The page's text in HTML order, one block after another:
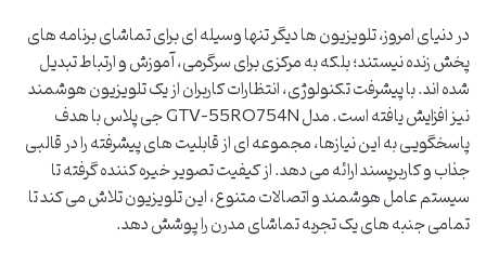
در دنیای امروز، تلویزیون ها دیگر تنها وسیله ای برای تماشای برنامه های
پخش زنده نیستند؛ بلکه به مرکزی برای سرگرمی، آموزش و ارتباط تبدیل
شده اند. با پیشرفت تکنولوژی، انتظارات کاربران از یک تلویزیون هوشمند
نیز افزایش یافته است. مدل GTV-55RQ754N جی پلاس با هدف
پاسخگویی به این نیازها، مجموعه ای از قابلیت های پیشرفته را در قالبی
جذاب و کاربرپسند ارائه می دهد. از کیفیت تصویر خیره کننده گرفته تا
سیستم عامل هوشمند و اتصالات متنوع، این تلویزیون تلاش می کند تا
تمامی جنبه های یک تجربه تماشای مدرن را پوشش دهد.